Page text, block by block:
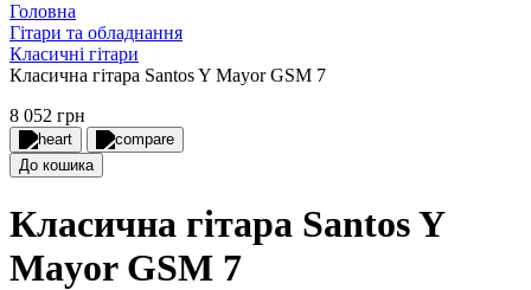
Головна
Гітари та обладнання
Класичні гітари
Класична гітара Santos Y Mayor GSM 7
8 052 грн
До кошика
Класична гітара Santos Y
Mayor GSM 7